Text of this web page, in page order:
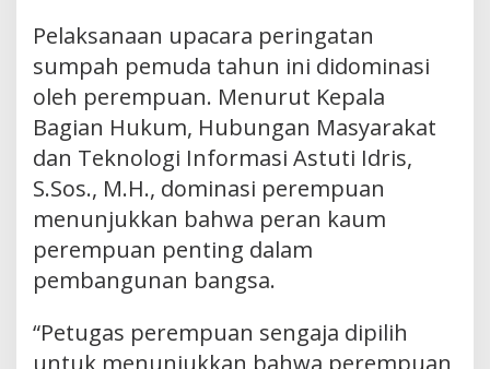
Pelaksanaan upacara peringatan
sumpah pemuda tahun ini didominasi
oleh perempuan. Menurut Kepala
Bagian Hukum, Hubungan Masyarakat
dan Teknologi Informasi Astuti Idris,
S.Sos., M.H., dominasi perempuan
menunjukkan bahwa peran kaum
perempuan penting dalam
pembangunan bangsa.
“Petugas perempuan sengaja dipilih